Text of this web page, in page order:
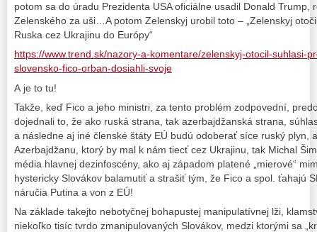
potom sa do úradu Prezidenta USA oficiálne usadil Donald Trump,
Zelenského za uši…A potom Zelenskyj urobil toto – „Zelenskyj
Ruska cez Ukrajinu do Európy“
https://www.trend.sk/nazory-a-komentare/zelenskyj-otocil-suhlasi-
slovensko-fico-orban-dosiahli-svoje
A je to tu!
Takže, keď Fico a jeho ministri, za tento problém zodpovední,
dojednali to, že ako ruská strana, tak azerbajdžanská strana,
a následne aj iné členské štáty EÚ budú odoberať síce ruský plyn,
Azerbajdžanu, ktorý by mal k nám tiecť cez Ukrajinu, tak Michal
média hlavnej dezinfoscény, ako aj západom platené „mierové“
hystericky Slovákov balamutiť a strašiť tým, že Fico a spol. ťahajú
náručia Putina a von z EÚ!
Na základe takejto nebotyčnej bohapustej manipulatívnej lži,
niekoľko tisíc tvrdo zmanipulovaných Slovákov, medzi ktorými sa